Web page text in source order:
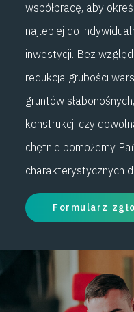
współpracę, aby
najlepiej do
inwestycji. Bez
redukcja grubości
gruntów
konstrukcji czy
chętnie pomożemy
charakterystycznych
Formularz